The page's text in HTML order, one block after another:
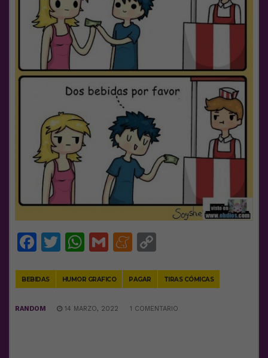
Facebook
Twitter
WhatsApp
GmailMeneame
BEBIDAS HUMOR GRAFICO PAGAR TIRAS CÓMICAS
RANDOM 14 MARZO, 2022 1 COMENTARIO